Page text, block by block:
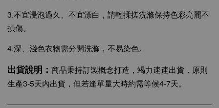
3.不宜浸泡過久、不宜漂白，請輕揉搓洗滌保持色彩亮麗不
損傷。
4.深、淺色衣物需分開洗滌，不易染色。
出貨說明： 商品秉持訂製概念打造，竭力速速出貨，原則
生產3-5天內出貨，但若逢單量大時約需等候4-7天。